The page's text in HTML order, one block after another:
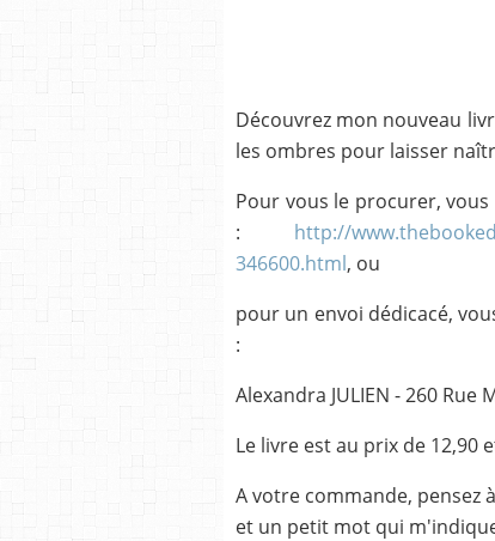
Découvrez mon nouveau
les ombres pour laisser
Pour vous le procurer,
: http://
346600.html, ou
pour un envoi dédicacé,
:
Alexandra JULIEN - 260 Rue
Le livre est au prix de 12,90
A votre commande, pensez
et un petit mot qui